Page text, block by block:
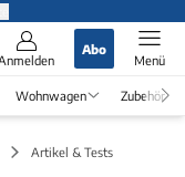
Abo
Menü
Wohnwagen Zubehör
Artikel & Tests